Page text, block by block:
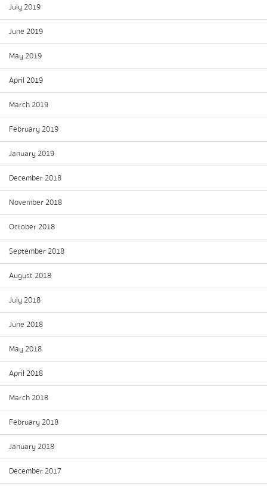
July 2019
June 2019
May 2019
April 2019
March 2019
February 2019
January 2019
December 2018
November 2018
October 2018
September 2018
August 2018
July 2018
June 2018
May 2018
April 2018
March 2018
February 2018
January 2018
December 2017